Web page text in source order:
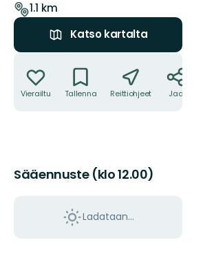
1.1 km
Katso kartalta
Vierailtu Tallenna Reittiohjeet Jaa
Sääennuste (klo 12.00)
Ladataan…